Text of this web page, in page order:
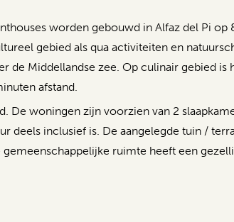
worden gebouwd in Alfaz del Pi
gebied als qua activiteiten en
Middellandse zee. Op culinair gebied
afstand.
woningen zijn voorzien van 2
deels inclusief is. De aangelegde tuin /
ruimte heeft een